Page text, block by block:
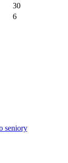
30
6
seniory